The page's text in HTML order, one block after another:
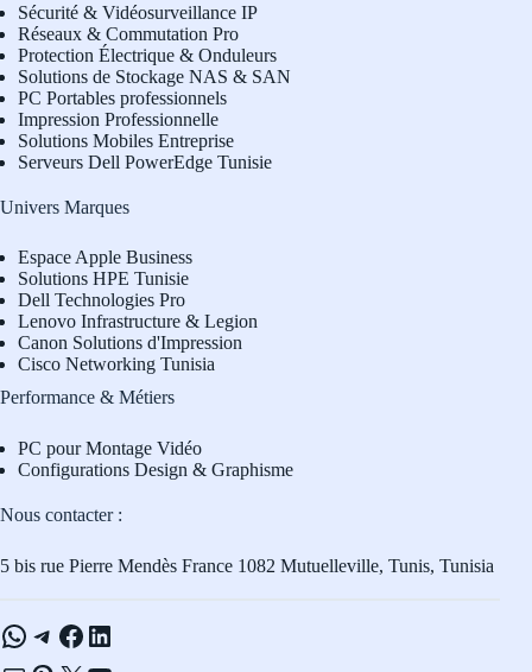
Sécurité & Vidéosurveillance IP
Réseaux & Commutation Pro
Protection Électrique & Onduleurs
Solutions de Stockage NAS & SAN
PC Portables professionnels
Impression Professionnelle
Solutions Mobiles Entreprise
Serveurs Dell PowerEdge Tunisie
Univers Marques
Espace Apple Business
Solutions HPE Tunisie
Dell Technologies Pro
Lenovo Infrastructure & Legion
Canon Solutions d'Impression
Cisco Networking Tunisia
Performance & Métiers
PC pour Montage Vidéo
Configurations Design & Graphisme
Nous contacter :
5 bis rue Pierre Mendès France 1082 Mutuelleville, Tunis, Tunisia
WhatsApp
Telegram
Facebook
LinkedIn